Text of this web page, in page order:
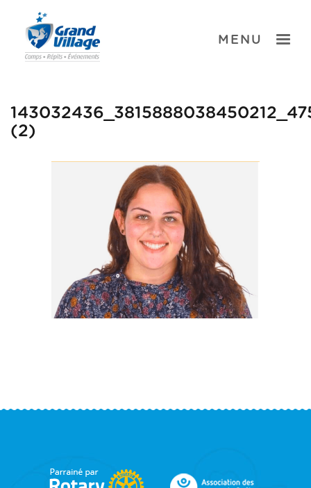
content
TOGGLE
MENU
(2)
FOOTER